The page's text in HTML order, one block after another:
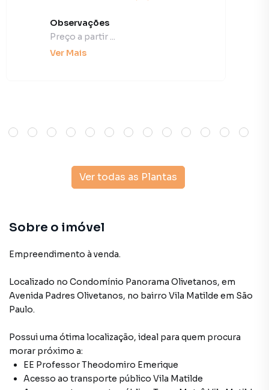
Observações
Preço a partir ...
Ver Mais
Ver todas as Plantas
Sobre o imóvel
Empreendimento à venda.
Localizado no Condomínio Panorama Olivetanos, em
Avenida Padres Olivetanos, no bairro Vila Matilde em São
Paulo.
Possui uma ótima localização, ideal para quem procura
morar próximo a:
EE Professor Theodomiro Emerique
Acesso ao transporte público Vila Matilde